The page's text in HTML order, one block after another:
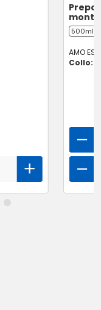
500ml ℮
AMO
Collo: